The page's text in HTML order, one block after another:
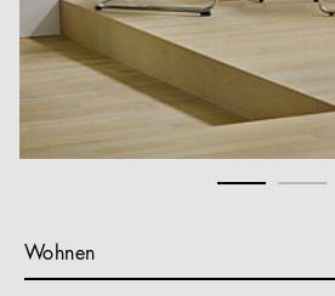
Wohnen